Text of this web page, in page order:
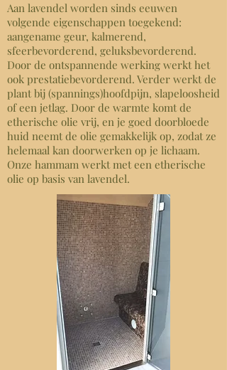
Aan lavendel worden sinds eeuwen
volgende eigenschappen toegekend:
aangename geur, kalmerend,
sfeerbevorderend, geluksbevorderend.
Door de ontspannende werking werkt het
ook prestatiebevorderend. Verder werkt de
plant bij (spannings)hoofdpijn, slapeloosheid
of een jetlag. Door de warmte komt de
etherische olie vrij, en je goed doorbloede
huid neemt de olie gemakkelijk op, zodat ze
helemaal kan doorwerken op je lichaam.
Onze hammam werkt met een etherische
olie op basis van lavendel.